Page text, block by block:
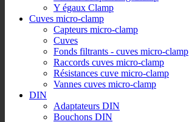
Y égaux Clamp
Cuves micro-clamp
Capteurs micro-clamp
Cuves
Fonds filtrants - cuves micro-clamp
Raccords cuves micro-clamp
Résistances cuve micro-clamp
Vannes cuves micro-clamp
DIN
Adaptateurs DIN
Bouchons DIN